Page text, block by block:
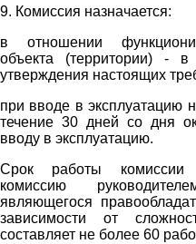
9. Комиссия назначается:
в отношении
объекта (территории) -
утверждения настоящих
при вводе в эксплуатацию
течение 30 дней со дня
вводу в эксплуатацию.
Срок работы комиссии
комиссию
являющегося
зависимости от
составляет не более 60